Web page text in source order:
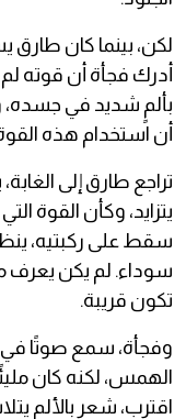
لكن، بينما كان
أدرك فجأة أن قوته
بألمٍ شديد في جسده،
أن استخدام هذه
تراجع طارق إلى
يتزايد، وكأن القوة
سقط على ركبتيه،
سوداء. لم يكن يعرف
تكون قريبة.
وفجأة، سمع صوتًا في
الهمس، لكنه كان
اقترب، شعر بالألم